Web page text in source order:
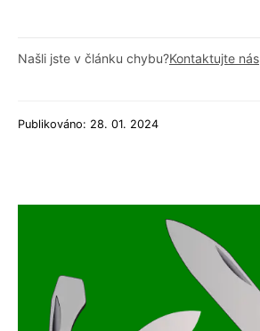
Našli jste v článku chybu?Kontaktujte nás
Publikováno: 28. 01. 2024